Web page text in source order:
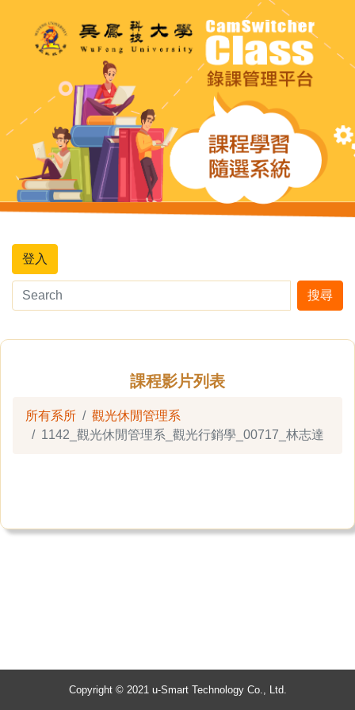
登入
搜尋
課程影片列表
所有系所
觀光休閒管理系
1142_觀光休閒管理系_觀光行銷學_00717_林志達
Copyright © 2021 u-Smart Technology Co., Ltd.